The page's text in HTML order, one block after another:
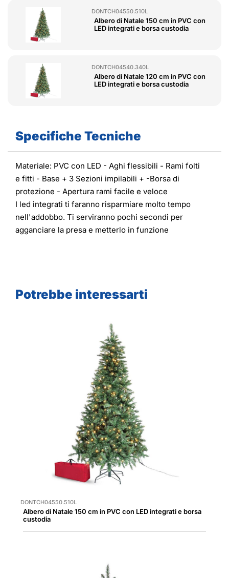
DONTCH04550.510L
Albero di Natale 150 cm in PVC con
LED integrati e borsa custodia
DONTCH04540.340L
Albero di Natale 120 cm in PVC con
LED integrati e borsa custodia
Specifiche Tecniche
Materiale: PVC con LED - Aghi flessibili - Rami folti
e fitti - Base + 3 Sezioni impilabili + -Borsa di
protezione - Apertura rami facile e veloce
I led integrati ti faranno risparmiare molto tempo
nell'addobbo. Ti serviranno pochi secondi per
agganciare la presa e metterlo in funzione
Potrebbe interessarti
DONTCH04550.510L
Albero di Natale 150 cm in PVC con LED integrati e borsa
custodia